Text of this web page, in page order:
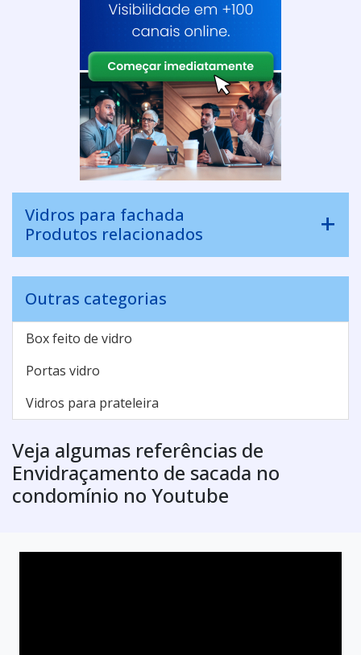
Vidros para fachada
Produtos relacionados
Outras categorias
Box feito de vidro
Portas vidro
Vidros para prateleira
Veja algumas referências de
Envidraçamento de sacada no
condomínio no Youtube